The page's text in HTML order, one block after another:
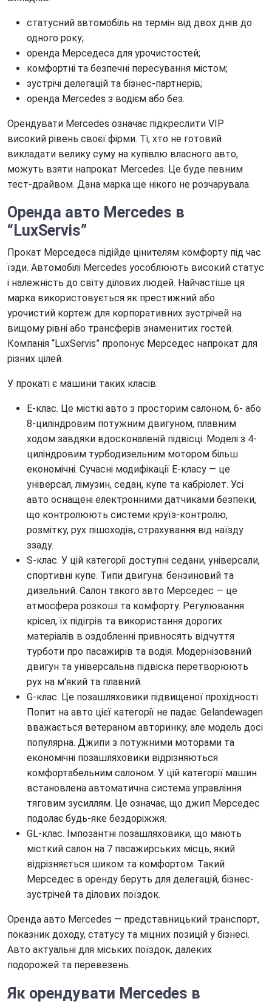
статусний автомобіль на термін від двох днів до
одного року;
оренда Мерседеса для урочистостей;
комфортні та безпечні пересування містом;
зустрічі делегацій та бізнес-партнерів;
оренда Mercedes з водієм або без.
Орендувати Mercedes означає підкреслити VIP
високий рівень своєї фірми. Ті, хто не готовий
викладати велику суму на купівлю власного авто,
можуть взяти напрокат Mercedes. Це буде певним
тест-драйвом. Дана марка ще нікого не розчарувала.
Оренда авто Mercedes в
“LuxServis”
Прокат Мерседеса підійде цінителям комфорту під час
їзди. Автомобілі Mercedes уособлюють високий статус
і належність до світу ділових людей. Найчастіше ця
марка використовується як престижний або
урочистий кортеж для корпоративних зустрічей на
вищому рівні або трансферів знаменитих гостей.
Компанія “LuxServis” пропонує Мерседес напрокат для
різних цілей.
У прокаті є машини таких класів:
Е-клас. Це місткі авто з просторим салоном, 6- або
8-циліндровим потужним двигуном, плавним
ходом завдяки вдосконаленій підвісці. Моделі з 4-
циліндровим турбодизельним мотором більш
економічні. Сучасні модифікації Е-класу — це
універсал, лімузин, седан, купе та кабріолет. Усі
авто оснащені електронними датчиками безпеки,
що контролюють системи круїз-контролю,
розмітку, рух пішоходів, страхування від наїзду
ззаду.
S-клас. У цій категорії доступні седани, універсали,
спортивні купе. Типи двигуна: бензиновий та
дизельний. Салон такого авто Мерседес — це
атмосфера розкоші та комфорту. Регулювання
крісел, їх підігрів та використання дорогих
матеріалів в оздобленні привносять відчуття
турботи про пасажирів та водія. Модернізований
двигун та універсальна підвіска перетворюють
рух на м'який та плавний.
G-клас. Це позашляховики підвищеної прохідності.
Попит на авто цієї категорії не падає. Gelandewagen
вважається ветераном авторинку, але модель досі
популярна. Джипи з потужними моторами та
економічні позашляховики відрізняються
комфортабельним салоном. У цій категорії машин
встановлена автоматична система управління
тяговим зусиллям. Це означає, що джип Мерседес
подолає будь-яке бездоріжжя.
GL-клас. Імпозантні позашляховики, що мають
місткий салон на 7 пасажирських місць, який
відрізняється шиком та комфортом. Такий
Мерседес в оренду беруть для делегацій, бізнес-
зустрічей та ділових поїздок.
Оренда авто Mercedes — представницький транспорт,
показник доходу, статусу та міцних позицій у бізнесі.
Авто актуальні для міських поїздок, далеких
подорожей та перевезень.
Як орендувати Mercedes в